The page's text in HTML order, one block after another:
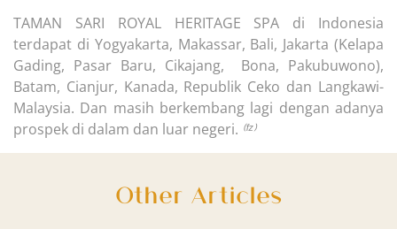
TAMAN SARI ROYAL HERITAGE SPA di Indonesia
terdapat di Yogyakarta, Makassar, Bali, Jakarta (Kelapa
Gading, Pasar Baru, Cikajang, Bona, Pakubuwono),
Batam, Cianjur, Kanada, Republik Ceko dan Langkawi-
Malaysia. Dan masih berkembang lagi dengan adanya
prospek di dalam dan luar negeri. ⁽ᶠᶻ⁾
Other Articles